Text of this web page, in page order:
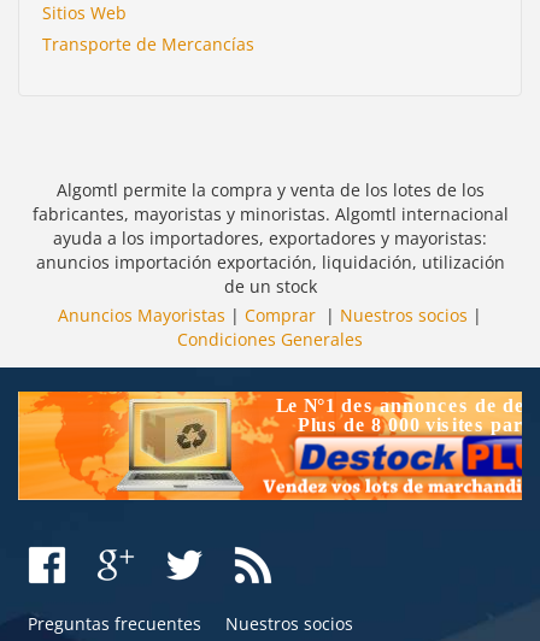
Sitios Web
Transporte de Mercancías
Algomtl permite la compra y venta de los lotes de los
fabricantes, mayoristas y minoristas. Algomtl internacional
ayuda a los importadores, exportadores y mayoristas:
anuncios importación exportación, liquidación, utilización
de un stock
Anuncios Mayoristas | Comprar | Nuestros socios |
Condiciones Generales
Preguntas frecuentes Nuestros socios